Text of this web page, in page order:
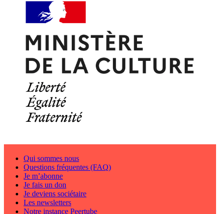
Qui sommes nous
Questions fréquentes (FAQ)
Je m’abonne
Je fais un don
Je deviens sociétaire
Les newsletters
Notre instance Peertube